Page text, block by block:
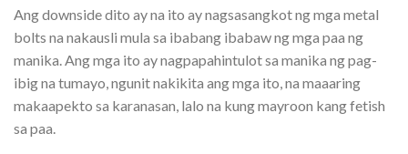
Ang downside dito ay na ito ay nagsasangkot ng mga metal
bolts na nakausli mula sa ibabang ibabaw ng mga paa ng
manika. Ang mga ito ay nagpapahintulot sa manika ng pag-
ibig na tumayo, ngunit nakikita ang mga ito, na maaaring
makaapekto sa karanasan, lalo na kung mayroon kang fetish
sa paa.